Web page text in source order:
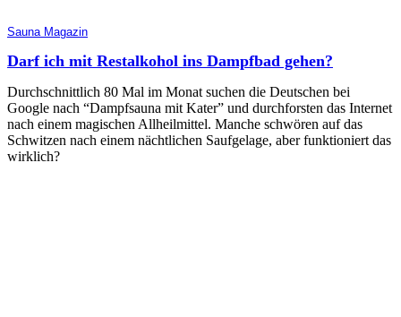
Sauna Magazin
Darf ich mit Restalkohol ins Dampfbad gehen?
Durchschnittlich 80 Mal im Monat suchen die Deutschen bei
Google nach “Dampfsauna mit Kater” und durchforsten das Internet
nach einem magischen Allheilmittel. Manche schwören auf das
Schwitzen nach einem nächtlichen Saufgelage, aber funktioniert das
wirklich?